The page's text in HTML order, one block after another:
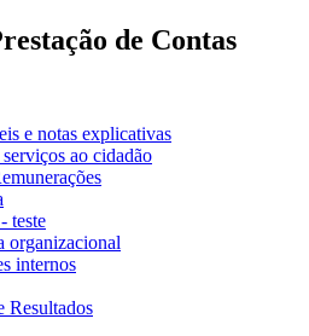
de Contas
e notas explicativas
ao cidadão
teste
organizacional
internos
Resultados